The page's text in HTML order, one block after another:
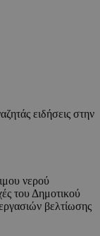
ειδήσεις στην
νερού
του Δημοτικού
βελτίωσης